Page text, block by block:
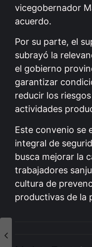
vicegobernador
acuerdo.
Por su parte, el
subrayó la
el gobierno
garantizar
reducir los
actividades
Este convenio se
integral de
busca mejorar la
trabajadores
cultura de
productivas de la